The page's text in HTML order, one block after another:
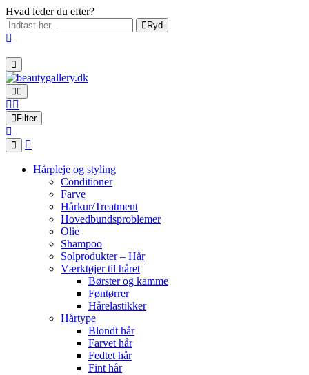
Hvad leder du efter?
Ryd
Filter
Hårpleje og styling
Conditioner
Farve
Hårkur/Treatment
Hovedbundsproblemer
Olie
Shampoo
Solprodukter – Hår
Værktøjer til håret
Børster og kamme
Føntørrer
Hårelastikker
Hårtype
Blondt hår
Farvet hår
Fedtet hår
Fint hår